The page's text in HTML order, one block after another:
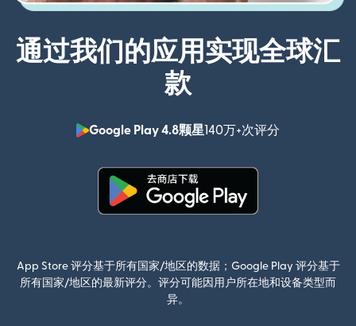
通过我们的应用实现全球汇
款
Google Play 4.8颗星140万+次评分
App Store 评分基于所有国家/地区的数据；Google Play 评分基于
所有国家/地区的最新评分。评分可能因用户所在地和设备类型而
异。